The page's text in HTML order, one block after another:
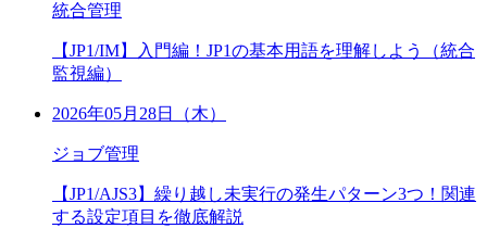
統合管理
【JP1/IM】入門編！JP1の基本用語を理解しよう（統合
監視編）
2026年05月28日（木）
ジョブ管理
【JP1/AJS3】繰り越し未実行の発生パターン3つ！関連
する設定項目を徹底解説